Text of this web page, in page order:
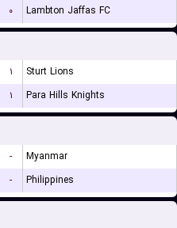
۰ Lambton Jaffas FC
۱
Sturt Lions
۱ Para Hills Knights
-
Myanmar
- Philippines